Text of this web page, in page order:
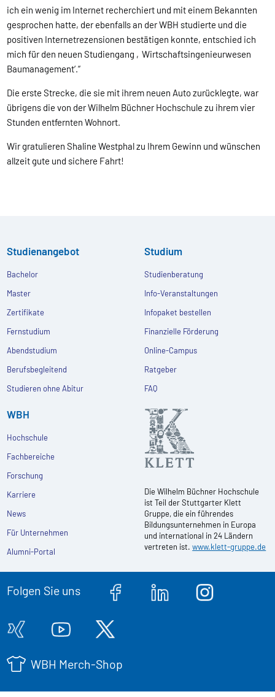
ich ein wenig im Internet recherchiert und mit einem Bekannten
gesprochen hatte, der ebenfalls an der WBH studierte und die
positiven Internetrezensionen bestätigen konnte, entschied ich
mich für den neuen Studiengang ‚Wirtschaftsingenieurwesen
Baumanagement‘.“
Die erste Strecke, die sie mit ihrem neuen Auto zurücklegte, war
übrigens die von der Wilhelm Büchner Hochschule zu ihrem vier
Stunden entfernten Wohnort.
Wir gratulieren Shaline Westphal zu Ihrem Gewinn und wünschen
allzeit gute und sichere Fahrt!
Studienangebot
Bachelor
Master
Zertifikate
Fernstudium
Abendstudium
Berufsbegleitend
Studieren ohne Abitur
Studium
Studienberatung
Info-Veranstaltungen
Infopaket bestellen
Finanzielle Förderung
Online-Campus
Ratgeber
FAQ
WBH
Hochschule
Fachbereiche
Forschung
Karriere
News
Für Unternehmen
Alumni-Portal
Die Wilhelm Büchner Hochschule
ist Teil der Stuttgarter Klett
Gruppe, die ein führendes
Bildungsunternehmen in Europa
und international in 24 Ländern
vertreten ist.www.klett-gruppe.de
Folgen Sie uns
WBH Merch-Shop